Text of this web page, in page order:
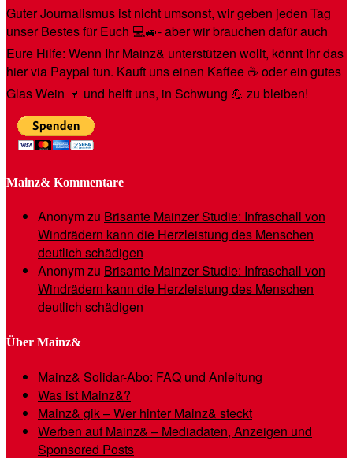
Guter Journalismus ist nicht umsonst, wir geben jeden Tag
unser Bestes für Euch 💻🚙- aber wir brauchen dafür auch
Eure Hilfe: Wenn Ihr Mainz& unterstützen wollt, könnt Ihr das
hier via Paypal tun. Kauft uns einen Kaffee ☕️ oder ein gutes
Glas Wein 🍷 und helft uns, in Schwung 💪 zu bleiben!
Mainz& Kommentare
Anonymzu Brisante Mainzer Studie: Infraschall von
Windrädern kann die Herzleistung des Menschen
deutlich schädigen
Anonymzu Brisante Mainzer Studie: Infraschall von
Windrädern kann die Herzleistung des Menschen
deutlich schädigen
Über Mainz&
Mainz& Solidar-Abo: FAQ und Anleitung
Was ist Mainz&?
Mainz& gik – Wer hinter Mainz& steckt
Werben auf Mainz& – Mediadaten, Anzeigen und
Sponsored Posts